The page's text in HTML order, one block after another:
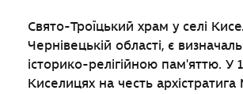
Свято-Троїцький храм у селі
Чернівецькій області, є
історико-релігійною пам'яттю. У
Киселицях на честь архістратига